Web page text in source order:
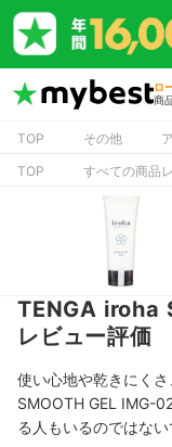
ロ
商
TOP その他
TOP
すべての商品
TENGA iroha
レビュー評価
使い心地や乾きにく
SMOOTH GEL IMG-
る人もいるのではない